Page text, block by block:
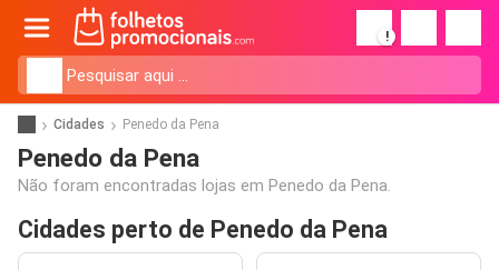
!
Cidades Penedo da Pena
Penedo da Pena
Não foram encontradas lojas em Penedo da Pena.
Cidades perto de Penedo da Pena